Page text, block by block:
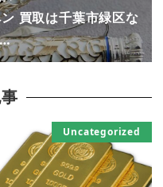
買取は千葉市緑区な
Uncategorized